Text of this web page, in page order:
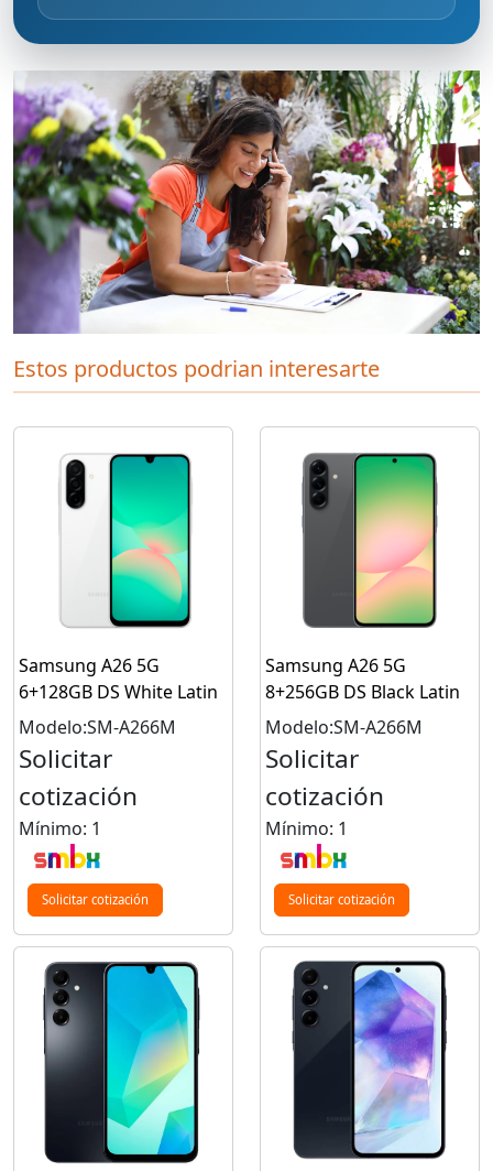
Estos productos podrian interesarte
Samsung A26 5G
6+128GB DS White Latin
Modelo:SM-A266M
Solicitar
cotización
Mínimo: 1
Solicitar cotización
Samsung A26 5G
8+256GB DS Black Latin
Modelo:SM-A266M
Solicitar
cotización
Mínimo: 1
Solicitar cotización